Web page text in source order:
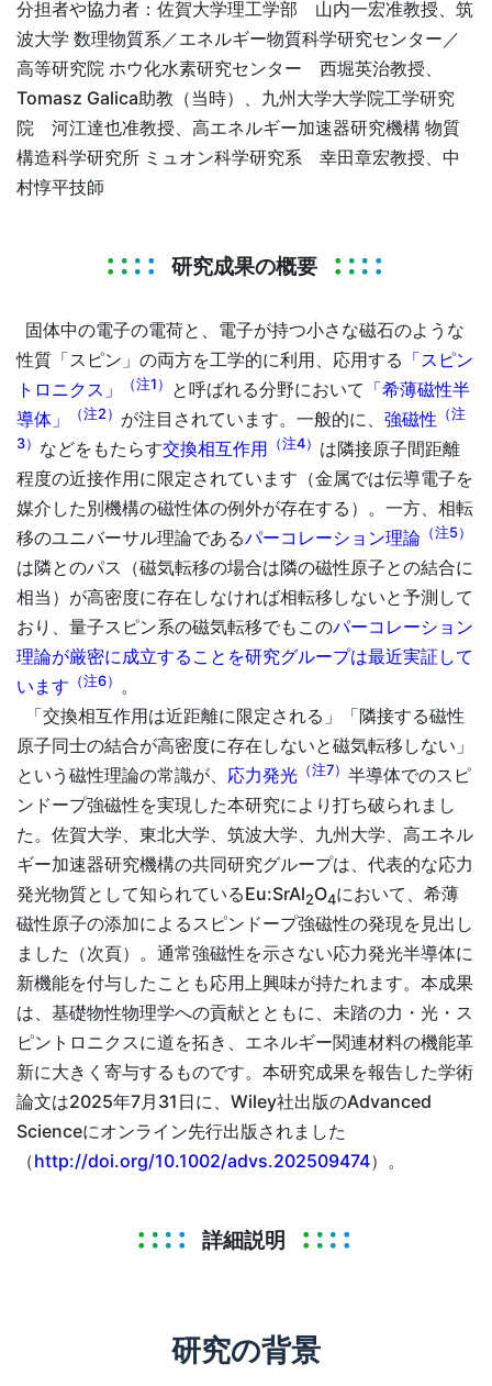
分担者や協力者：佐賀大学理工学部 山内一宏准教授、筑
波大学 数理物質系／エネルギー物質科学研究センター／
高等研究院 ホウ化水素研究センター 西堀英治教授、
Tomasz Galica助教（当時）、九州大学大学院工学研究
院 河江達也准教授、高エネルギー加速器研究機構 物質
構造科学研究所 ミュオン科学研究系 幸田章宏教授、中
村惇平技師
研究成果の概要
固体中の電子の電荷と、電子が持つ小さな磁石のような
性質「スピン」の両方を工学的に利用、応用する 「スピン
トロニクス」
（注1） と呼ばれる分野において 「希薄磁性半
導体」
（注2） が注目されています。一般的に、 強磁性 （注
3） などをもたらす交換相互作用 （注4） は隣接原子間距離
程度の近接作用に限定されています（金属では伝導電子を
媒介した別機構の磁性体の例外が存在する）。一方、相転
移のユニバーサル理論であるパーコレーション理論 （注5）
は隣とのパス（磁気転移の場合は隣の磁性原子との結合に
相当）が高密度に存在しなければ相転移しないと予測して
おり、量子スピン系の磁気転移でもこのパーコレーション
理論が厳密に成立することを研究グループは最近実証して
います （注6） 。
「交換相互作用は近距離に限定される」「隣接する磁性
原子同士の結合が高密度に存在しないと磁気転移しない」
という磁性理論の常識が、 応力発光 （注7） 半導体でのスピ
ンドープ強磁性を実現した本研究により打ち破られまし
た。佐賀大学、東北大学、筑波大学、九州大学、高エネル
ギー加速器研究機構の共同研究グループは、代表的な応力
発光物質として知られているEu:SrAl2O4において、希薄
磁性原子の添加によるスピンドープ強磁性の発現を見出し
ました（次頁）。通常強磁性を示さない応力発光半導体に
新機能を付与したことも応用上興味が持たれます。本成果
は、基礎物性物理学への貢献とともに、未踏の力・光・ス
ピントロニクスに道を拓き、エネルギー関連材料の機能革
新に大きく寄与するものです。本研究成果を報告した学術
論文は2025年7月31日に、Wiley社出版のAdvanced
Scienceにオンライン先行出版されました
（http://doi.org/10.1002/advs.202509474）。
詳細説明
研究の背景